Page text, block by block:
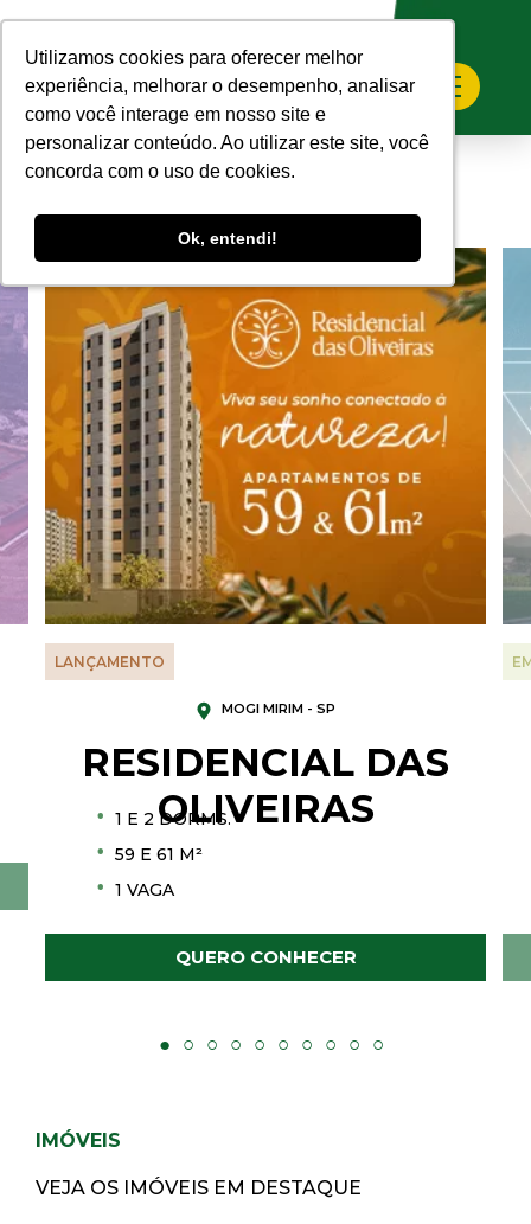
Utilizamos cookies para oferecer melhor
experiência, melhorar o desempenho, analisar
como você interage em nosso site e
personalizar conteúdo. Ao utilizar este site, você
concorda com o uso de cookies.
Ok, entendi!
Utilizamos cookies para oferecer melhor
experiência, melhorar o desempenho, analisar
como você interage em nosso site e
personalizar conteúdo. Ao utilizar este site, você
concorda com o uso de cookies.
Ok, entendi!
LANÇAMENTO
MOGI MIRIM - SP
RESIDENCIAL DAS
OLIVEIRAS
• 1 E 2 DORMS.
• 59 E 61 M²
• 1 VAGA
QUERO CONHECER
IMÓVEIS
VEJA OS IMÓVEIS EM DESTAQUE